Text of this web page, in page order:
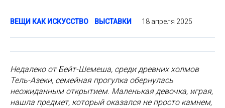
ВЕЩИ КАК ИСКУССТВО ВЫСТАВКИ 18 апреля 2025
Недалеко от Бейт-Шемеша, среди древних холмов
Тель-Азеки, семейная прогулка обернулась
неожиданным открытием. Маленькая девочка, играя,
нашла предмет, который оказался не просто камнем,